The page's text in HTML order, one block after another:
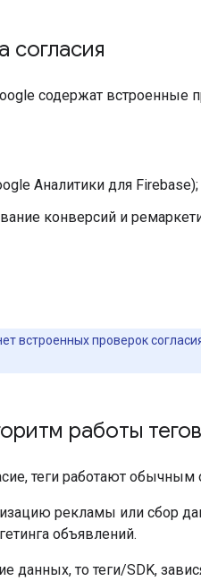
согласия
содержат
Аналитики для Firebase);
конверсий и
встроенных проверок
работы
теги работают обычным
рекламы или сбор
объявлений.
данных, то теги/SDK,